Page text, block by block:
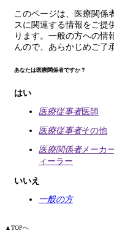
このページは、医療関係
スに関連する情報をご提
ります。一般の方への情
んので、あらかじめご了
あなたは医療関係者ですか？
はい
医療従事者医師
医療従事者その他
医療関係者メーカ
ィーラー
いいえ
一般の方
▲TOPへ